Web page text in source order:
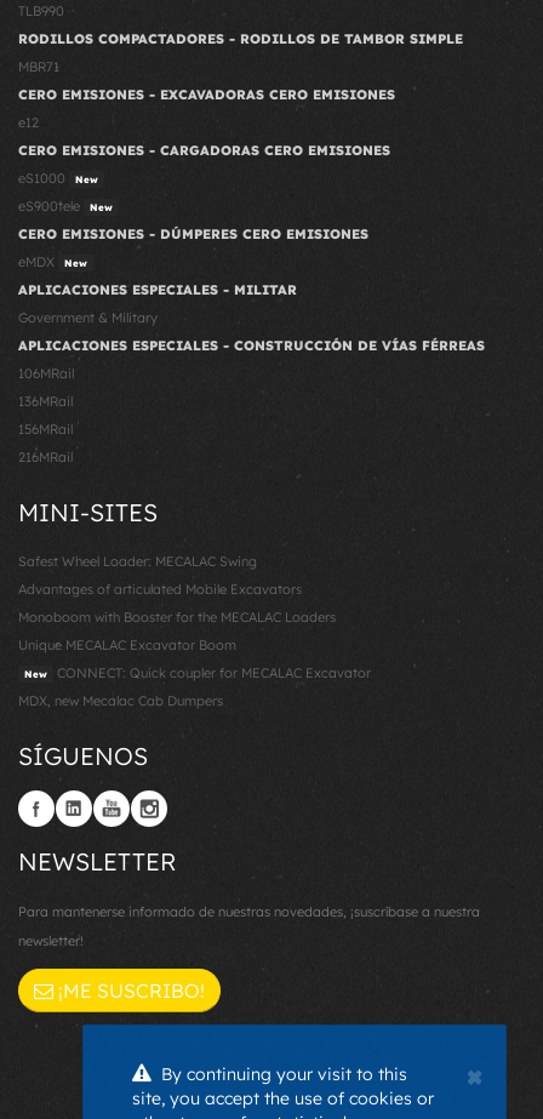
TLB990
RODILLOS COMPACTADORES - RODILLOS DE TAMBOR SIMPLE
MBR71
CERO EMISIONES - EXCAVADORAS CERO EMISIONES
e12
CERO EMISIONES - CARGADORAS CERO EMISIONES
eS1000
New
eS900tele New
CERO EMISIONES - DÚMPERES CERO EMISIONES
eMDX
New
APLICACIONES ESPECIALES - MILITAR
Government & Military
APLICACIONES ESPECIALES - CONSTRUCCIÓN DE VÍAS FÉRREAS
106MRail
136MRail
156MRail
216MRail
MINI-SITES
Safest Wheel Loader: MECALAC Swing
Advantages of articulated Mobile Excavators
Monoboom with Booster for the MECALAC Loaders
Unique MECALAC Excavator Boom
New
CONNECT: Quick coupler for MECALAC Excavator
MDX, new Mecalac Cab Dumpers
SÍGUENOS
NEWSLETTER
Para mantenerse informado de nuestras novedades, ¡suscríbase a nuestra
newsletter!
¡ME SUSCRIBO!
×
By continuing your visit to this
site, you accept the use of cookies or